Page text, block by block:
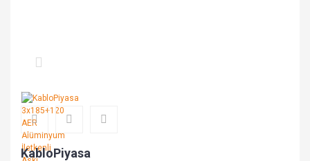
KabloPiyasa